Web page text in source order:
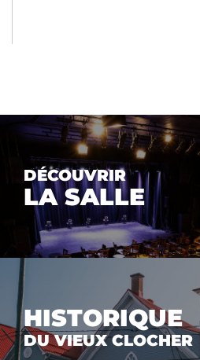
DÉCOUVRIR
LA SALLE
HISTORIQUE
DU VIEUX CLOCHER